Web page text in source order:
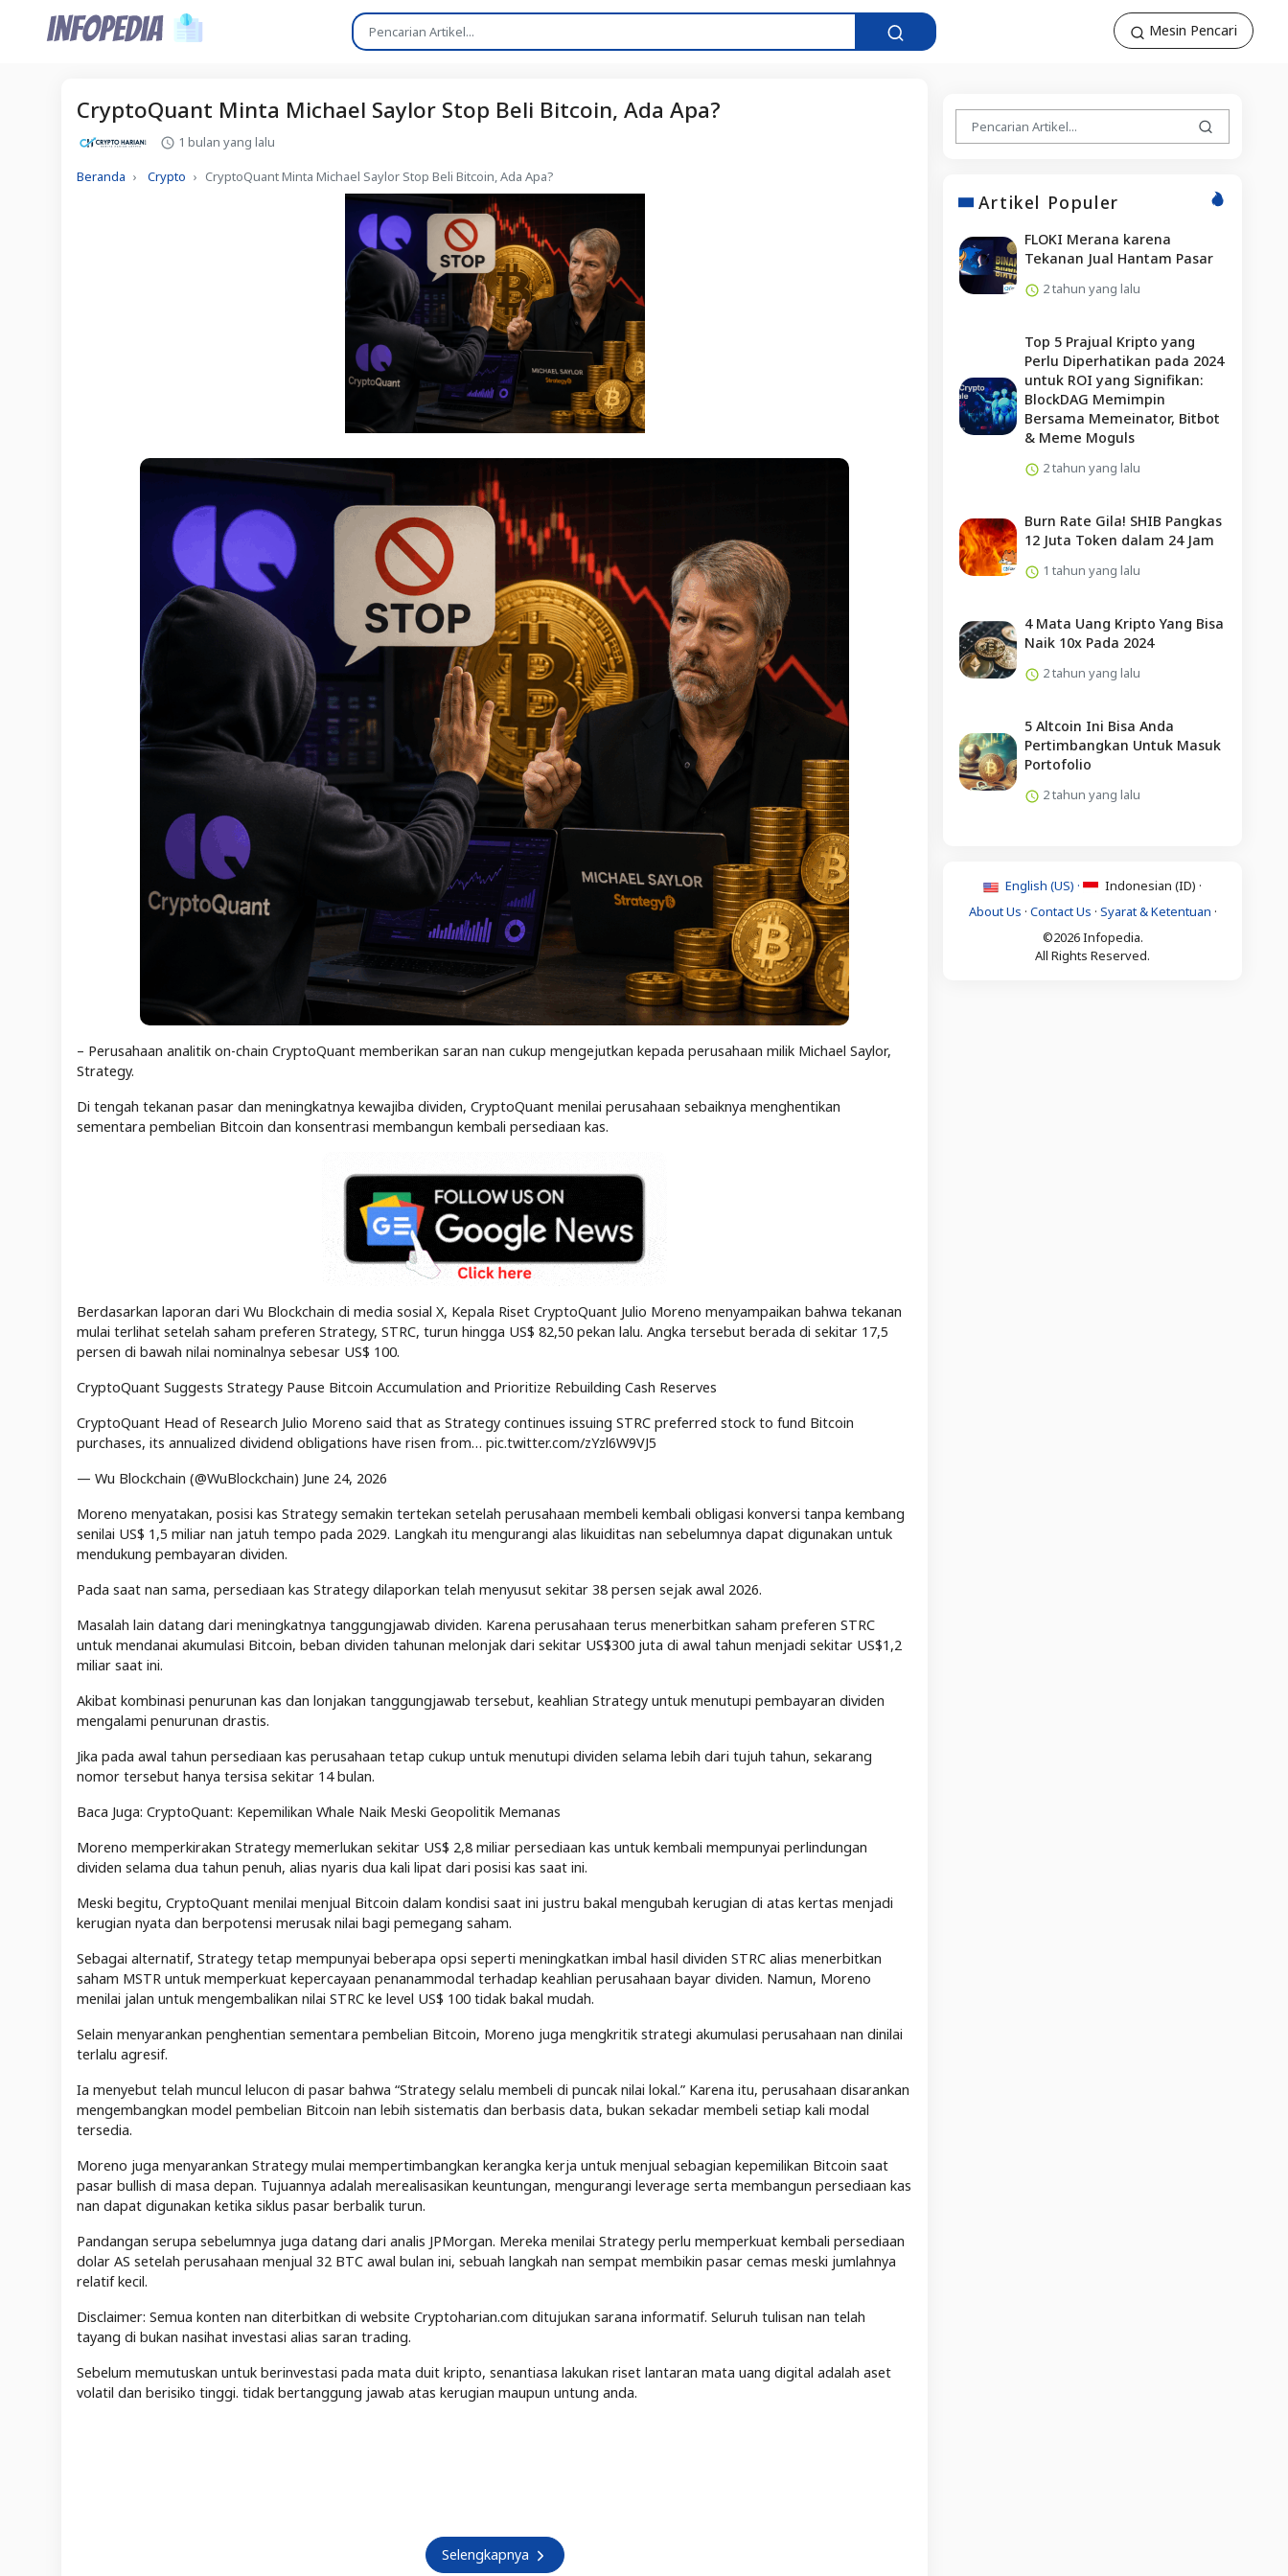
Mesin Pencari
CryptoQuant Minta Michael Saylor Stop Beli Bitcoin, Ada Apa?
1 bulan yang lalu
Beranda Crypto CryptoQuant Minta Michael Saylor Stop Beli Bitcoin, Ada Apa?
– Perusahaan analitik on-chain CryptoQuant memberikan saran nan cukup mengejutkan kepada perusahaan milik Michael Saylor,
Strategy.
Di tengah tekanan pasar dan meningkatnya kewajiba dividen, CryptoQuant menilai perusahaan sebaiknya menghentikan
sementara pembelian Bitcoin dan konsentrasi membangun kembali persediaan kas.
Berdasarkan laporan dari Wu Blockchain di media sosial X, Kepala Riset CryptoQuant Julio Moreno menyampaikan bahwa tekanan
mulai terlihat setelah saham preferen Strategy, STRC, turun hingga US$ 82,50 pekan lalu. Angka tersebut berada di sekitar 17,5
persen di bawah nilai nominalnya sebesar US$ 100.
CryptoQuant Suggests Strategy Pause Bitcoin Accumulation and Prioritize Rebuilding Cash Reserves
CryptoQuant Head of Research Julio Moreno said that as Strategy continues issuing STRC preferred stock to fund Bitcoin
purchases, its annualized dividend obligations have risen from… pic.twitter.com/zYzl6W9VJ5
— Wu Blockchain (@WuBlockchain) June 24, 2026
Moreno menyatakan, posisi kas Strategy semakin tertekan setelah perusahaan membeli kembali obligasi konversi tanpa kembang
senilai US$ 1,5 miliar nan jatuh tempo pada 2029. Langkah itu mengurangi alas likuiditas nan sebelumnya dapat digunakan untuk
mendukung pembayaran dividen.
Pada saat nan sama, persediaan kas Strategy dilaporkan telah menyusut sekitar 38 persen sejak awal 2026.
Masalah lain datang dari meningkatnya tanggungjawab dividen. Karena perusahaan terus menerbitkan saham preferen STRC
untuk mendanai akumulasi Bitcoin, beban dividen tahunan melonjak dari sekitar US$300 juta di awal tahun menjadi sekitar US$1,2
miliar saat ini.
Akibat kombinasi penurunan kas dan lonjakan tanggungjawab tersebut, keahlian Strategy untuk menutupi pembayaran dividen
mengalami penurunan drastis.
Jika pada awal tahun persediaan kas perusahaan tetap cukup untuk menutupi dividen selama lebih dari tujuh tahun, sekarang
nomor tersebut hanya tersisa sekitar 14 bulan.
Baca Juga: CryptoQuant: Kepemilikan Whale Naik Meski Geopolitik Memanas
Moreno memperkirakan Strategy memerlukan sekitar US$ 2,8 miliar persediaan kas untuk kembali mempunyai perlindungan
dividen selama dua tahun penuh, alias nyaris dua kali lipat dari posisi kas saat ini.
Meski begitu, CryptoQuant menilai menjual Bitcoin dalam kondisi saat ini justru bakal mengubah kerugian di atas kertas menjadi
kerugian nyata dan berpotensi merusak nilai bagi pemegang saham.
Sebagai alternatif, Strategy tetap mempunyai beberapa opsi seperti meningkatkan imbal hasil dividen STRC alias menerbitkan
saham MSTR untuk memperkuat kepercayaan penanammodal terhadap keahlian perusahaan bayar dividen. Namun, Moreno
menilai jalan untuk mengembalikan nilai STRC ke level US$ 100 tidak bakal mudah.
Selain menyarankan penghentian sementara pembelian Bitcoin, Moreno juga mengkritik strategi akumulasi perusahaan nan dinilai
terlalu agresif.
Ia menyebut telah muncul lelucon di pasar bahwa “Strategy selalu membeli di puncak nilai lokal.” Karena itu, perusahaan disarankan
mengembangkan model pembelian Bitcoin nan lebih sistematis dan berbasis data, bukan sekadar membeli setiap kali modal
tersedia.
Moreno juga menyarankan Strategy mulai mempertimbangkan kerangka kerja untuk menjual sebagian kepemilikan Bitcoin saat
pasar bullish di masa depan. Tujuannya adalah merealisasikan keuntungan, mengurangi leverage serta membangun persediaan kas
nan dapat digunakan ketika siklus pasar berbalik turun.
Pandangan serupa sebelumnya juga datang dari analis JPMorgan. Mereka menilai Strategy perlu memperkuat kembali persediaan
dolar AS setelah perusahaan menjual 32 BTC awal bulan ini, sebuah langkah nan sempat membikin pasar cemas meski jumlahnya
relatif kecil.
Disclaimer: Semua konten nan diterbitkan di website Cryptoharian.com ditujukan sarana informatif. Seluruh tulisan nan telah
tayang di bukan nasihat investasi alias saran trading.
Sebelum memutuskan untuk berinvestasi pada mata duit kripto, senantiasa lakukan riset lantaran mata uang digital adalah aset
volatil dan berisiko tinggi. tidak bertanggung jawab atas kerugian maupun untung anda.
Selengkapnya
Artikel Populer
FLOKI Merana karena
Tekanan Jual Hantam Pasar
2 tahun yang lalu
Top 5 Prajual Kripto yang
Perlu Diperhatikan pada 2024
untuk ROI yang Signifikan:
BlockDAG Memimpin
Bersama Memeinator, Bitbot
& Meme Moguls
2 tahun yang lalu
Burn Rate Gila! SHIB Pangkas
12 Juta Token dalam 24 Jam
1 tahun yang lalu
4 Mata Uang Kripto Yang Bisa
Naik 10x Pada 2024
2 tahun yang lalu
5 Altcoin Ini Bisa Anda
Pertimbangkan Untuk Masuk
Portofolio
2 tahun yang lalu
English (US) ·
Indonesian (ID) ·
About Us · Contact Us · Syarat & Ketentuan ·
©2026 Infopedia.
All Rights Reserved.